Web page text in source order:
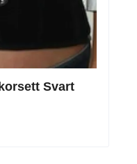
Svart